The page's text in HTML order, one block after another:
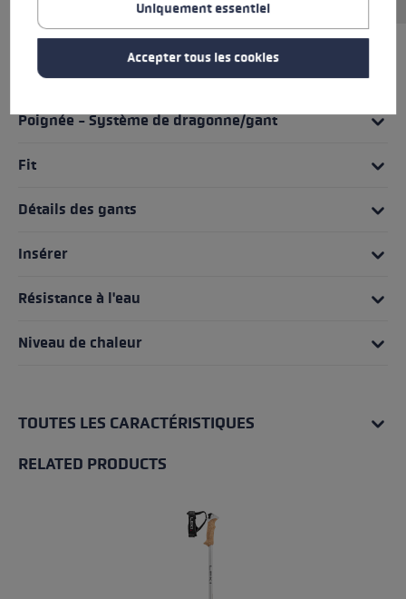
MEILLEURS PRODUITS
Poignée - Système de dragonne/gant
Fit
Détails des gants
Insérer
Résistance à l'eau
Niveau de chaleur
TOUTES LES CARACTÉRISTIQUES
RELATED PRODUCTS
Uniquement essentiel
Accepter tous les cookies